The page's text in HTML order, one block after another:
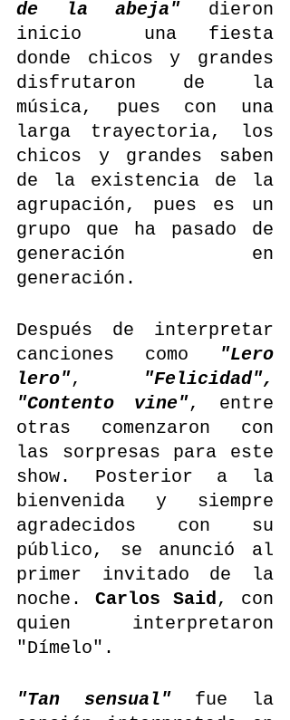
de la abeja" dieron
inicio  una fiesta
donde chicos y grandes
disfrutaron de la
música, pues con una
larga trayectoria, los
chicos y grandes saben
de la existencia de la
agrupación, pues es un
grupo que ha pasado de
generación en
generación.
Después de interpretar
canciones como
"Lero
lero",
"Felicidad",
"Contento vine", entre
otras comenzaron con
las sorpresas para este
show. Posterior a la
bienvenida y siempre
agradecidos con su
público, se anunció al
primer invitado de la
noche. Carlos Said, con
quien interpretaron
"Dímelo".
"Tan sensual" fue la